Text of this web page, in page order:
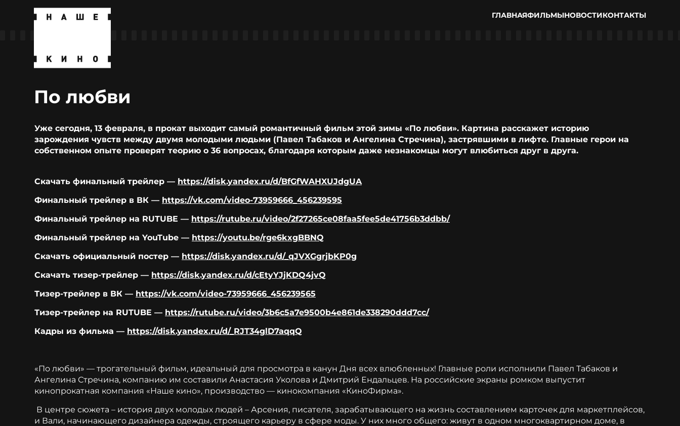
ГЛАВНАЯФИЛЬМЫНОВОСТИКОНТАКТЫ
По любви
Уже сегодня, 13 февраля, в прокат выходит самый романтичный фильм этой зимы «По любви». Картина расскажет историю
зарождения чувств между двумя молодыми людьми (Павел Табаков и Ангелина Стречина), застрявшими в лифте. Главные герои на
собственном опыте проверят теорию о 36 вопросах, благодаря которым даже незнакомцы могут влюбиться друг в друга.
Скачать финальный трейлер — https://disk.yandex.ru/d/BfGfWAHXUJdgUA
Финальный трейлер в ВК — https://vk.com/video-73959666_456239595
Финальный трейлер на RUTUBE — https://rutube.ru/video/2f27265ce08faa5fee5de41756b3ddbb/
Финальный трейлер на YouTube — https://youtu.be/rge6kxgBBNQ
Скачать официальный постер — https://disk.yandex.ru/d/_qJVXGgrjbKP0g
Скачать тизер-трейлер — https://disk.yandex.ru/d/cEtyYJjKDQ4jvQ
Тизер-трейлер в ВК — https://vk.com/video-73959666_456239565
Тизер-трейлер на RUTUBE — https://rutube.ru/video/3b6c5a7e9500b4e861de338290ddd7cc/
Кадры из фильма — https://disk.yandex.ru/d/_RJT34glD7aqqQ
«По любви» — трогательный фильм, идеальный для просмотра в канун Дня всех влюбленных! Главные роли исполнили Павел Табаков и
Ангелина Стречина, компанию им составили Анастасия Уколова и Дмитрий Ендальцев. На российские экраны ромком выпустит
кинопрокатная компания «Наше кино», производство — кинокомпания «КиноФирма».
В центре сюжета – история двух молодых людей – Арсения, писателя, зарабатывающего на жизнь составлением карточек для маркетплейсов,
и Вали, начинающего дизайнера одежды, строящего карьеру в сфере моды. У них много общего: живут в одном многоквартирном доме, в